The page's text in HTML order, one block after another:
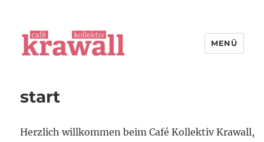
MENÜ
start
Herzlich willkommen beim Café Kollektiv Krawall,